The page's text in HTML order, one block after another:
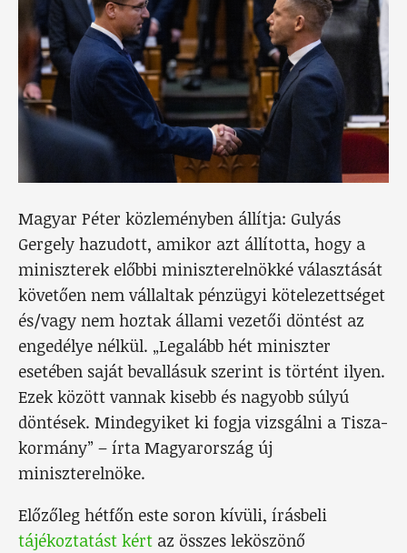
Magyar Péter közleményben állítja: Gulyás
Gergely hazudott, amikor azt állította, hogy a
miniszterek előbbi miniszterelnökké választását
követően nem vállaltak pénzügyi kötelezettséget
és/vagy nem hoztak állami vezetői döntést az
engedélye nélkül. „Legalább hét miniszter
esetében saját bevallásuk szerint is történt ilyen.
Ezek között vannak kisebb és nagyobb súlyú
döntések. Mindegyiket ki fogja vizsgálni a Tisza-
kormány” – írta Magyarország új
miniszterelnöke.
Előzőleg hétfőn este soron kívüli, írásbeli
tájékoztatást kért az összes leköszönő